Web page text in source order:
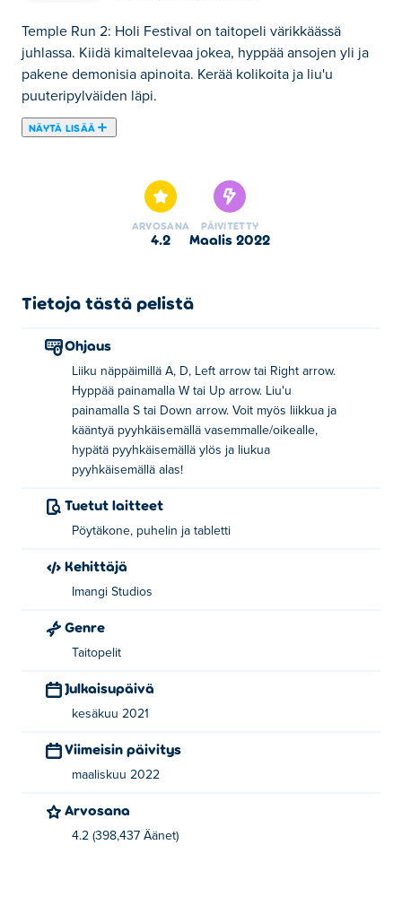
Temple Run 2: Holi Festival on taitopeli värikkäässä
juhlassa. Kiidä kimaltelevaa jokea, hyppää ansojen yli ja
pakene demonisia apinoita. Kerää kolikoita ja liu'u
puuteripylväiden läpi.
NÄYTÄ LISÄÄ
Taitopelit -kategorian peleistä.
ARVOSANA
4.2
PÄIVITETTY
maalis 2022
Tietoja tästä pelistä
Ohjaus
Liiku näppäimillä A, D, Left arrow tai Right arrow.
Hyppää painamalla W tai Up arrow. Liu'u
painamalla S tai Down arrow. Voit myös liikkua ja
kääntyä pyyhkäisemällä vasemmalle/oikealle,
hypätä pyyhkäisemällä ylös ja liukua
pyyhkäisemällä alas!
Tuetut laitteet
Pöytäkone, puhelin ja tabletti
Kehittäjä
Imangi Studios
Genre
Taitopelit
Julkaisupäivä
kesäkuu 2021
Viimeisin päivitys
maaliskuu 2022
Arvosana
4.2 (398,437 Äänet)